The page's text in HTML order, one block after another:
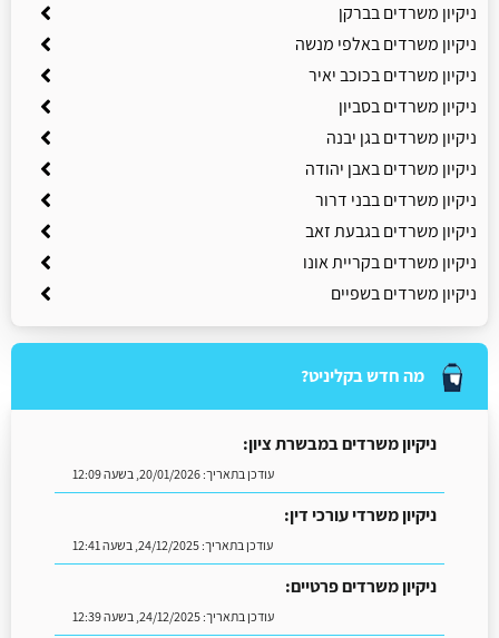
ניקיון משרדים בברקן
ניקיון משרדים באלפי מנשה
ניקיון משרדים בכוכב יאיר
ניקיון משרדים בסביון
ניקיון משרדים בגן יבנה
ניקיון משרדים באבן יהודה
ניקיון משרדים בבני דרור
ניקיון משרדים בגבעת זאב
ניקיון משרדים בקריית אונו
ניקיון משרדים בשפיים
מה חדש בקליניט?
ניקיון משרדים במבשרת ציון:
עודכן בתאריך:20/01/2026, בשעה 12:09
ניקיון משרדי עורכי דין:
עודכן בתאריך:24/12/2025, בשעה 12:41
ניקיון משרדים פרטיים:
עודכן בתאריך:24/12/2025, בשעה 12:39